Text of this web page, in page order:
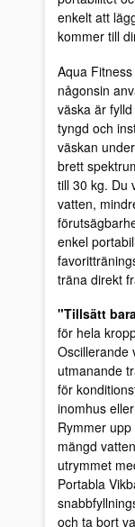
enkelt att
kommer till
Aqua
någonsin
väska är
tyngd och
väskan
brett
till 30 kg. Du
vatten,
enkel
träna direkt
"Tillsätt
för hela
Oscillerande
utmanande
för
inomhus
Rymmer
mängd
utrymmet
Portabla
och ta bort